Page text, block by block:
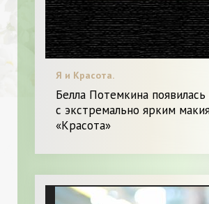
Я и Красота.
Белла Потемкина
с экстремально ярким
«Красота»